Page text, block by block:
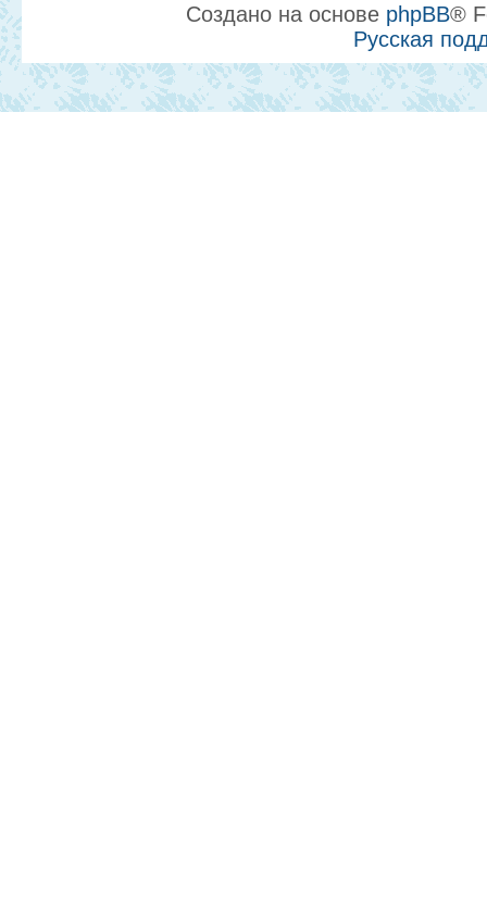
Создано на основе phpBB®
Русская